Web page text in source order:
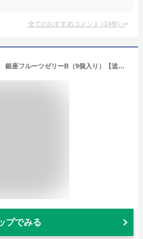
全てのおすすめコメント (14件) >
【千疋屋直送】銀座千疋屋 銀座フルーツゼリーB（9個入り）【送料無料】,スイーツ,ギフト,贈り物
プでみる